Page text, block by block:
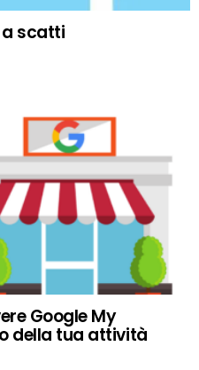
a scatti
Google My
della tua attività